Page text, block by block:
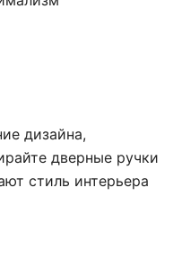
дизайна,
дверные ручки
стиль интерьера